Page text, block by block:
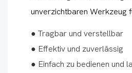
unverzichtbaren Werkzeug
● Tragbar und verstellbar
● Effektiv und zuverlässig
● Einfach zu bedienen und